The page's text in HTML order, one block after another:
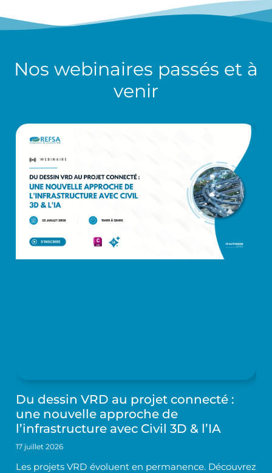
Nos webinaires passés et à
venir
Du dessin VRD au projet connecté :
une nouvelle approche de
l’infrastructure avec Civil 3D & l’IA
17 juillet 2026
Les projets VRD évoluent en permanence. Découvrez